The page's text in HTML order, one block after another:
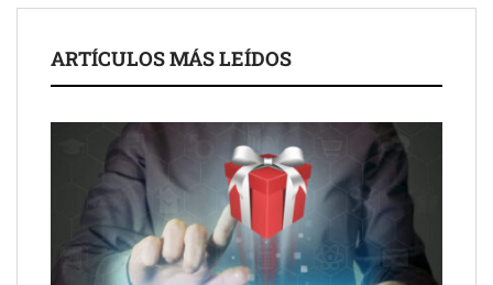
UrbanPay lanza en 19 mercados europeos su solución de pagos
inmobiliarios: hasta 82% de ahorro por cobro
Gestoría Online reduce a unas horas el alta de autónomo
ARTÍCULOS MÁS LEÍDOS